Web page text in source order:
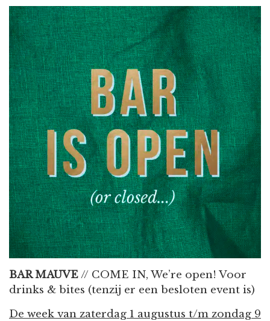
BAR MAUVE// COME IN, We’re open! Voor
drinks & bites (tenzij er een besloten event is)
De week van zaterdag 1 augustus t/m zondag 9